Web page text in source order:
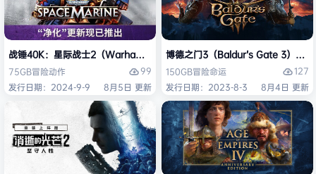
战锤40K：星际战士2（Warhammer 40,000: Space Marine 2）免安装
75GB冒险动作
99
发行日期：2024-9-9
8月5日 更新
博德之门3（Baldur’s Gate 3）免安
150GB冒险命运
127
发行日期：2023-8-3
8月4日 更新